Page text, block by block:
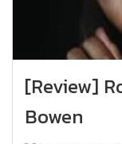
[Review]
Bowen